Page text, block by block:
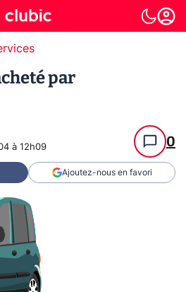
par
à 12h09 0
Ajoutez-nous en favori